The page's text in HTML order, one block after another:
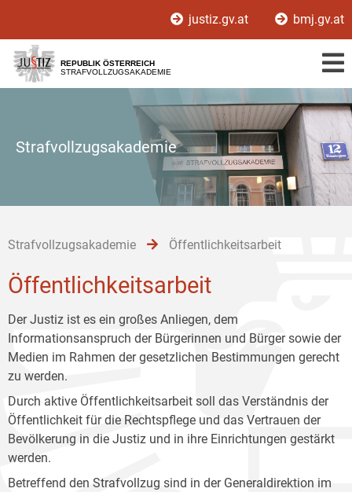
[1]
[2]
[3]
justiz.gv.at bmj.gv.at
REPUBLIK ÖSTERREICH
STRAFVOLLZUGSAKADEMIE
Strafvollzugsakademie
Strafvollzugsakademie Öffentlichkeitsarbeit
Öffentlichkeitsarbeit
Der Justiz ist es ein großes Anliegen, dem
Informationsanspruch der Bürgerinnen und Bürger sowie der
Medien im Rahmen der gesetzlichen Bestimmungen gerecht
zu werden.
Durch aktive Öffentlichkeitsarbeit soll das Verständnis der
Öffentlichkeit für die Rechtspflege und das Vertrauen der
Bevölkerung in die Justiz und in ihre Einrichtungen gestärkt
werden.
Betreffend den Strafvollzug sind in der Generaldirektion im